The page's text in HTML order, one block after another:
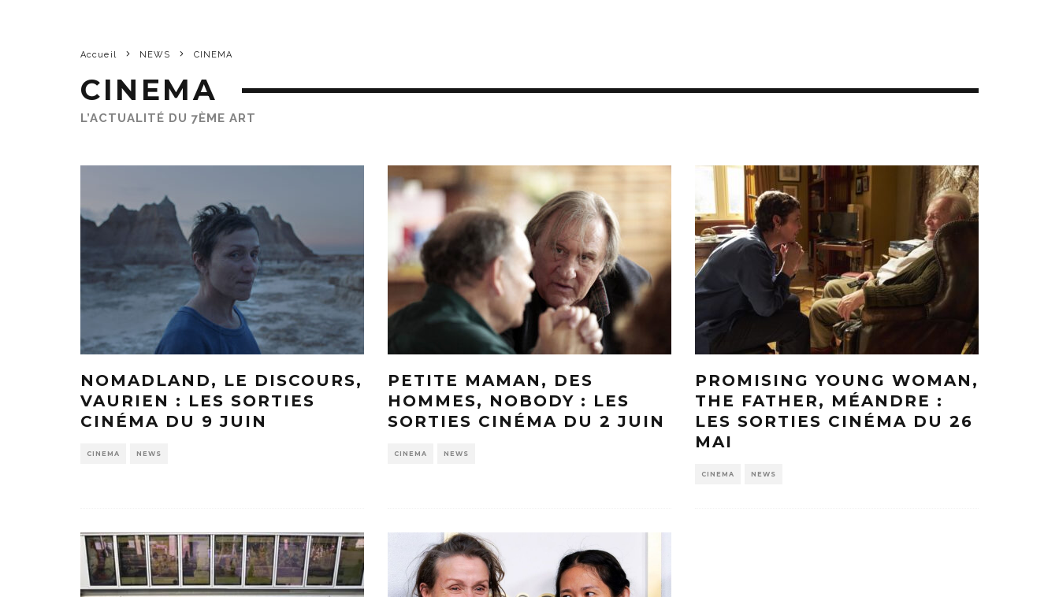
Accueil NEWS CINEMA
CINEMA
L’ACTUALITÉ DU 7ÈME ART
NOMADLAND, LE DISCOURS,
VAURIEN : LES SORTIES
CINÉMA DU 9 JUIN
CINEMA NEWS
PETITE MAMAN, DES
HOMMES, NOBODY : LES
SORTIES CINÉMA DU 2 JUIN
CINEMA NEWS
PROMISING YOUNG WOMAN,
THE FATHER, MÉANDRE :
LES SORTIES CINÉMA DU 26
MAI
CINEMA NEWS